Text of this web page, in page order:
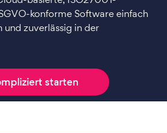
konforme Software einfach
zuverlässig in der
starten